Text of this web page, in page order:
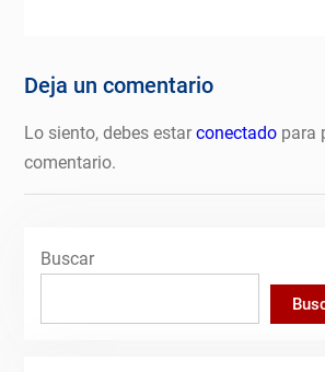
Deja un comentario
Lo siento, debes estarconectadopara
comentario.
Buscar